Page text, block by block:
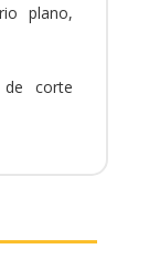
plano,
corte